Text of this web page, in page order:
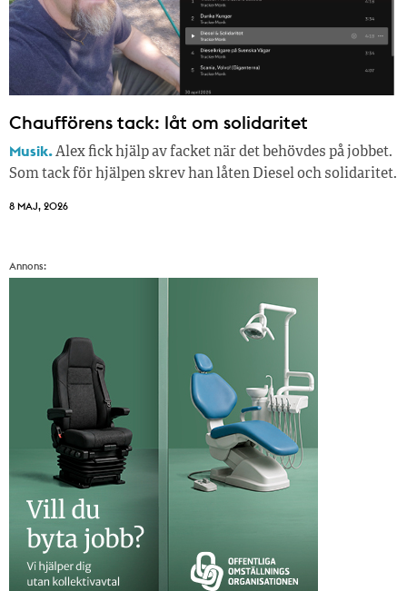
Chaufförens tack: låt om solidaritet
Musik.Alex fick hjälp av facket när det behövdes på jobbet.
Som tack för hjälpen skrev han låten Diesel och solidaritet.
8 MAJ, 2026
Annons: